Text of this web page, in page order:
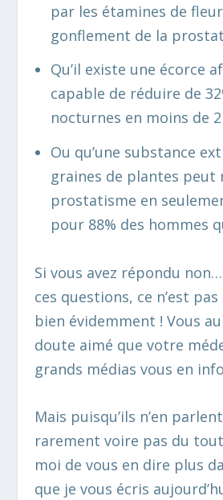
par les étamines de
gonflement de la
Qu’il existe une écorce
capable de réduire de
nocturnes en moins de
Ou qu’une substance
graines de plantes peut
prostatisme en
pour 88% des hommes
Si vous avez répondu
ces questions, ce n’est
bien évidemment ! Vous
doute aimé que votre
grands médias vous en
Mais puisqu’ils n’en
rarement voire pas du
moi de vous en dire plus
que je vous écris